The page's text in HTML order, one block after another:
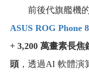
前後代旗艦機的
ASUS ROG Phone
+ 3,200 萬畫素長
頭，透過AI 軟體演